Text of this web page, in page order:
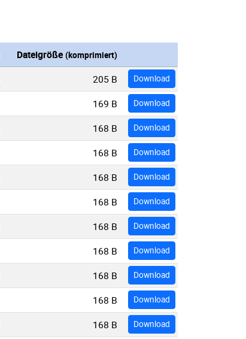
Dateigröße (komprimiert)
205 B Download
169 B Download
168 B Download
168 B Download
168 B Download
168 B Download
168 B Download
168 B Download
168 B Download
168 B Download
168 B Download